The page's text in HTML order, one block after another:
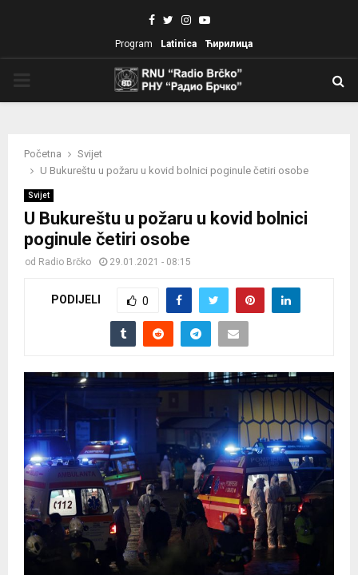
Facebook
TwitterInstagram
Youtube
Program Latinica Ћирилица
Početna
Svijet
U Bukureštu u požaru u kovid bolnici poginule četiri osobe
Svijet
U Bukureštu u požaru u kovid bolnici
poginule četiri osobe
od Radio Brčko 29.01.2021 - 08:15
PODIJELI 0